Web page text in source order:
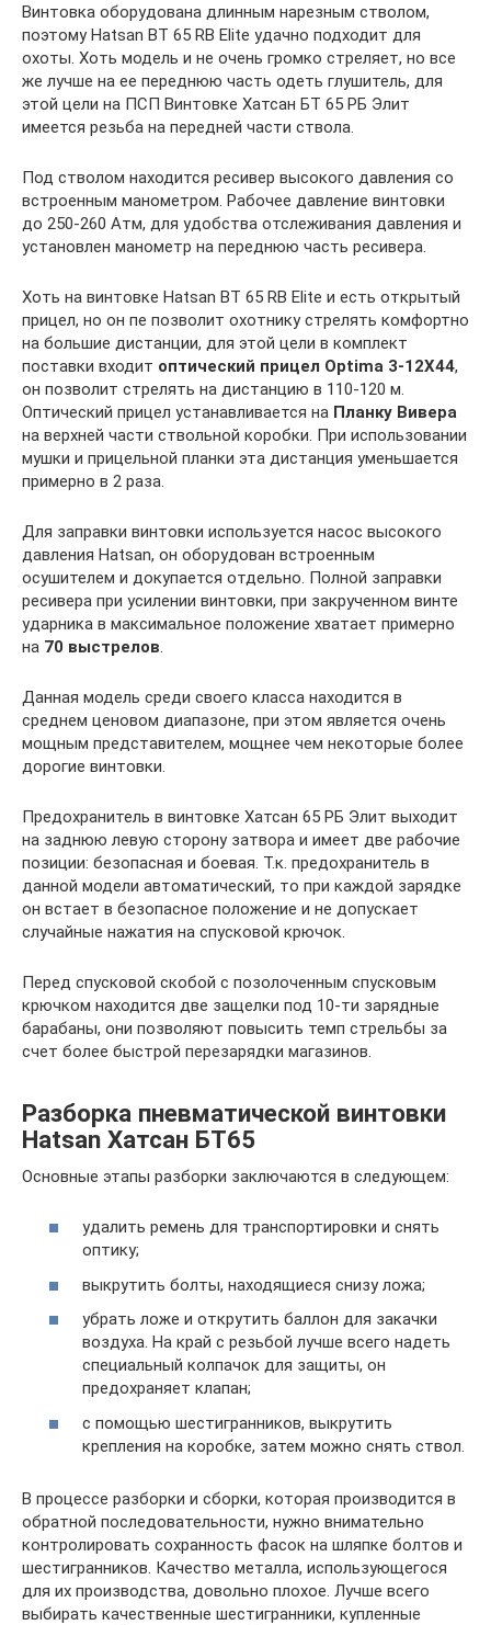
Винтовка оборудована длинным нарезным стволом,
поэтому Hatsan BT 65 RB Elite удачно подходит для
охоты. Хоть модель и не очень громко стреляет, но все
же лучше на ее переднюю часть одеть глушитель, для
этой цели на ПСП Винтовке Хатсан БТ 65 РБ Элит
имеется резьба на передней части ствола.
Под стволом находится ресивер высокого давления со
встроенным манометром. Рабочее давление винтовки
до 250-260 Атм, для удобства отслеживания давления и
установлен манометр на переднюю часть ресивера.
Хоть на винтовке Hatsan BT 65 RB Elite и есть открытый
прицел, но он пе позволит охотнику стрелять комфортно
на большие дистанции, для этой цели в комплект
поставки входит оптический прицел Optima 3-12X44,
он позволит стрелять на дистанцию в 110-120 м.
Оптический прицел устанавливается на Планку Вивера
на верхней части ствольной коробки. При использовании
мушки и прицельной планки эта дистанция уменьшается
примерно в 2 раза.
Для заправки винтовки используется насос высокого
давления Hatsan, он оборудован встроенным
осушителем и докупается отдельно. Полной заправки
ресивера при усилении винтовки, при закрученном винте
ударника в максимальное положение хватает примерно
на 70 выстрелов.
Данная модель среди своего класса находится в
среднем ценовом диапазоне, при этом является очень
мощным представителем, мощнее чем некоторые более
дорогие винтовки.
Предохранитель в винтовке Хатсан 65 РБ Элит выходит
на заднюю левую сторону затвора и имеет две рабочие
позиции: безопасная и боевая. Т.к. предохранитель в
данной модели автоматический, то при каждой зарядке
он встает в безопасное положение и не допускает
случайные нажатия на спусковой крючок.
Перед спусковой скобой с позолоченным спусковым
крючком находится две защелки под 10-ти зарядные
барабаны, они позволяют повысить темп стрельбы за
счет более быстрой перезарядки магазинов.
Разборка пневматической винтовки
Hatsan Хатсан БТ65
Основные этапы разборки заключаются в следующем:
удалить ремень для транспортировки и снять
оптику;
выкрутить болты, находящиеся снизу ложа;
убрать ложе и открутить баллон для закачки
воздуха. На край с резьбой лучше всего надеть
специальный колпачок для защиты, он
предохраняет клапан;
с помощью шестигранников, выкрутить
крепления на коробке, затем можно снять ствол.
В процессе разборки и сборки, которая производится в
обратной последовательности, нужно внимательно
контролировать сохранность фасок на шляпке болтов и
шестигранников. Качество металла, использующегося
для их производства, довольно плохое. Лучше всего
выбирать качественные шестигранники, купленные